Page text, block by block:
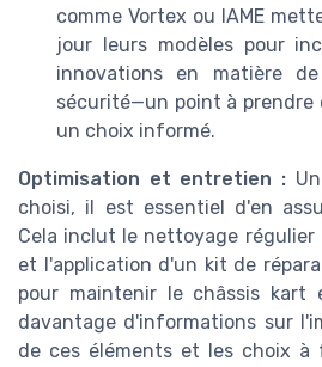
comme Vortex ou IAME
jour leurs modèles pour
innovations en matière
sécurité—un point à prendre
un choix informé.
Optimisation et entretien :
choisi, il est essentiel d'en
Cela inclut le nettoyage régulier
et l'application d'un kit de
pour maintenir le châssis kart
davantage d'informations sur
de ces éléments et les choix à